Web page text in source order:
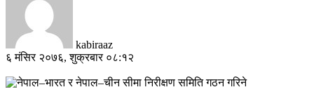
kabiraaz
६ मंसिर २०७६, शुक्रबार ०८:१२